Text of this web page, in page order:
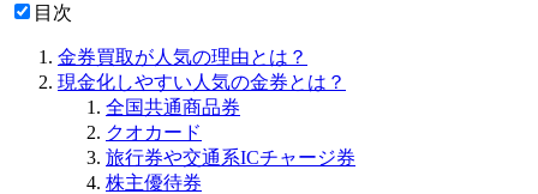
目次
金券買取が人気の理由とは？
現金化しやすい人気の金券とは？
全国共通商品券
クオカード
旅行券や交通系ICチャージ券
株主優待券